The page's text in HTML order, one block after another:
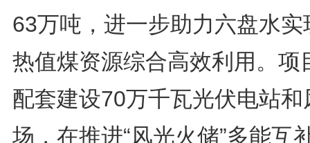
63万吨，进一步助力六盘水实
热值煤资源综合高效利用。项
配套建设70万千瓦光伏电站和
场，在推进“风光火储”多能互